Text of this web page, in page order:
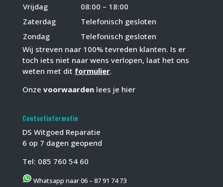
Vrijdag
08:00 – 18:00
Zaterdag
Telefonisch gesloten
Zondag
Telefonisch gesloten
Wij streven naar 100% tevreden klanten. Is er
toch iets niet naar wens verlopen, laat het ons
weten met dit formulier.
Onze voorwaardenlees je hier
Contactinformatie
DS Witgoed Reparatie
6 op 7 dagen geopend
Tel: 085 760 54 60
Whatsapp naar 06 – 87 91 74 73